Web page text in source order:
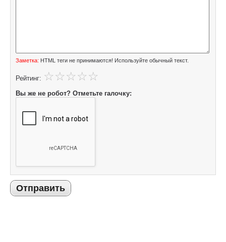
Заметка: HTML теги не принимаются! Используйте обычный текст.
Рейтинг:
Вы же не робот? Отметьте галочку:
Отправить